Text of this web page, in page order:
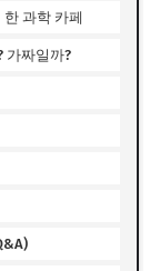
과학 카페
가짜일까?